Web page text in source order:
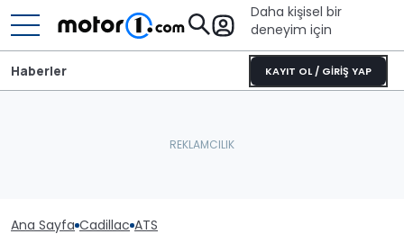
Daha kişisel bir
deneyim için
KAYIT OL / GİRİŞ YAP
Haberler
Ana Sayfa Cadillac ATS